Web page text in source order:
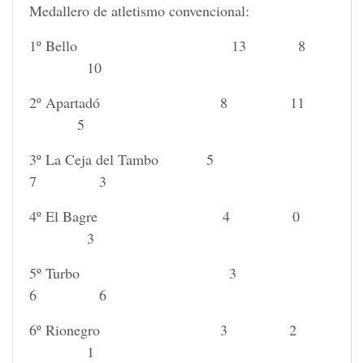
Medallero de atletismo convencional:
1º Bello 13 8
10
2º Apartadó 8 11
5
3º La Ceja del Tambo 5
7 3
4º El Bagre 4 0
3
5º Turbo 3
6 6
6º Rionegro 3 2
1